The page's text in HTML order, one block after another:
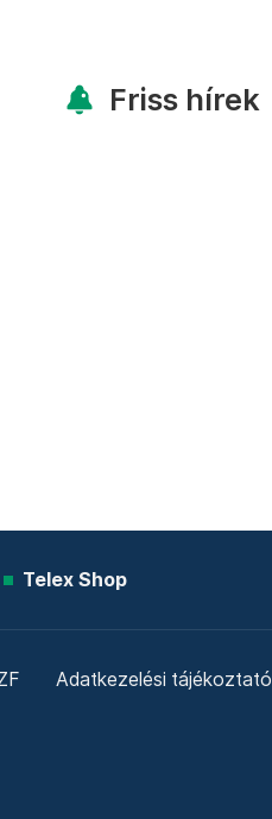
Friss hírek
Telex Shop
Adatkezelési tájékoztató